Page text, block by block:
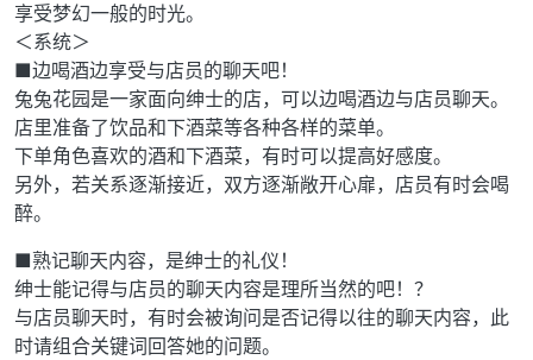
享受梦幻一般的时光。
＜系统＞
■边喝酒边享受与店员的聊天吧！
兔兔花园是一家面向绅士的店，可以边喝酒边与店员聊天。
店里准备了饮品和下酒菜等各种各样的菜单。
下单角色喜欢的酒和下酒菜，有时可以提高好感度。
另外，若关系逐渐接近，双方逐渐敞开心扉，店员有时会喝
醉。
■熟记聊天内容，是绅士的礼仪！
绅士能记得与店员的聊天内容是理所当然的吧！？
与店员聊天时，有时会被询问是否记得以往的聊天内容，此
时请组合关键词回答她的问题。